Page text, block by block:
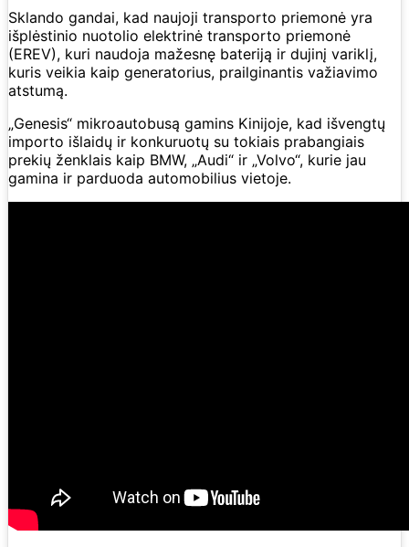
Sklando gandai, kad naujoji transporto priemonė yra
išplėstinio nuotolio elektrinė transporto priemonė
(EREV), kuri naudoja mažesnę bateriją ir dujinį variklį,
kuris veikia kaip generatorius, prailginantis važiavimo
atstumą.
„Genesis“ mikroautobusą gamins Kinijoje, kad išvengtų
importo išlaidų ir konkuruotų su tokiais prabangiais
prekių ženklais kaip BMW, „Audi“ ir „Volvo“, kurie jau
gamina ir parduoda automobilius vietoje.